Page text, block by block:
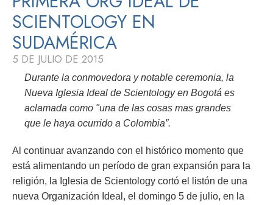
SCIENTOLOGY EN
SUDAMÉRICA
5 DE JULIO DE 2015
Durante la conmovedora y notable ceremonia, la
Nueva Iglesia Ideal de Scientology en Bogotá es
aclamada como "una de las cosas mas grandes
que le haya ocurrido a Colombia”.
Al continuar avanzando con el histórico momento que
está alimentando un período de gran expansión para la
religión, la Iglesia de Scientology cortó el listón de una
nueva Organización Ideal, el domingo 5 de julio, en la